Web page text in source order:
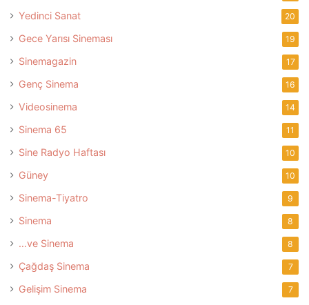
Yedinci Sanat 20
Gece Yarısı Sineması 19
Sinemagazin 17
Genç Sinema 16
Videosinema 14
Sinema 65 11
Sine Radyo Haftası 10
Güney 10
Sinema-Tiyatro 9
Sinema 8
…ve Sinema 8
Çağdaş Sinema 7
Gelişim Sinema 7